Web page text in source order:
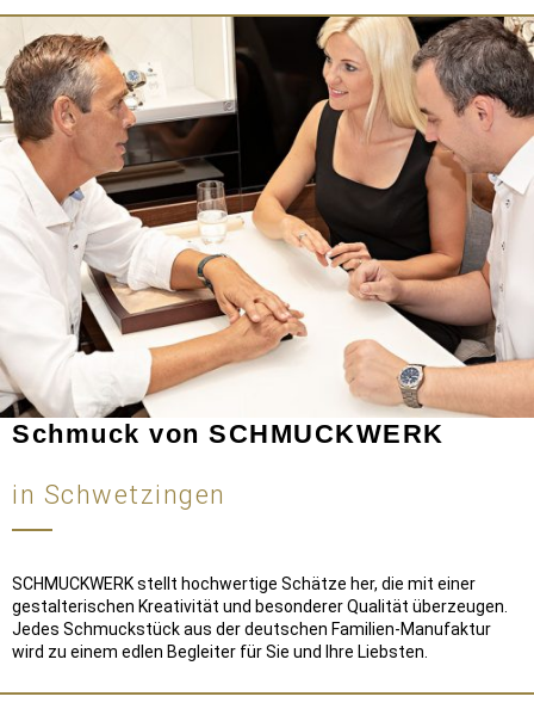
Schmuck von SCHMUCKWERK
in Schwetzingen
SCHMUCKWERK stellt hochwertige Schätze her, die mit einer
gestalterischen Kreativität und besonderer Qualität überzeugen.
Jedes Schmuckstück aus der deutschen Familien-Manufaktur
wird zu einem edlen Begleiter für Sie und Ihre Liebsten.